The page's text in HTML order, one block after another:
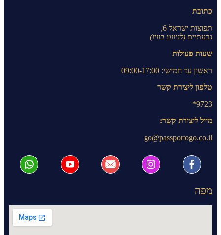
כתובת
תפוצות ישראל 6,
גבעתיים (לניווט בוויז)
שעות פעילות
ראשון עד חמישי: 09:00-17:00
טלפון ליצירת קשר
9723*
מייל ליצירת קשר:
go@passportogo.co.il
מפה